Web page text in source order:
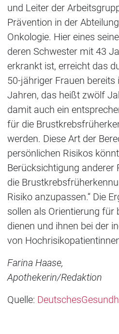
und Leiter der
Prävention in der
Onkologie. Hier eines
deren Schwester mit 43
erkrankt ist, erreicht das
50-jähriger Frauen bereits
Jahren, das heißt zwölf
damit auch ein
für die
werden. Diese Art der
persönlichen Risikos
Berücksichtigung anderer
die
Risiko anzupassen.“ Die
sollen als Orientierung für
dienen und ihnen bei der
von
Farina Haase,
Apothekerin/Redaktion
Quelle: